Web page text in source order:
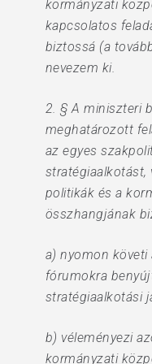
kormányzati
kapcsolatos
biztossá (a
nevezem ki.
2. § A miniszteri
meghatározott
az egyes
stratégiaalkotást,
politikák és a
összhangjának
a) nyomon
fórumokra
stratégiaalkotási
b) véleményezi
kormányzati